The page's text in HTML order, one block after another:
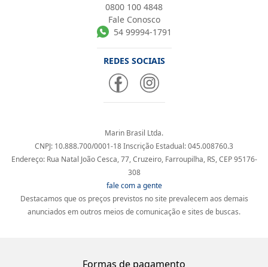
0800 100 4848
Fale Conosco
54 99994-1791
REDES SOCIAIS
Marin Brasil Ltda.
CNPJ: 10.888.700/0001-18 Inscrição Estadual: 045.008760.3
Endereço: Rua Natal João Cesca, 77, Cruzeiro, Farroupilha, RS, CEP 95176-
308
fale com a gente
Destacamos que os preços previstos no site prevalecem aos demais
anunciados em outros meios de comunicação e sites de buscas.
Formas de pagamento